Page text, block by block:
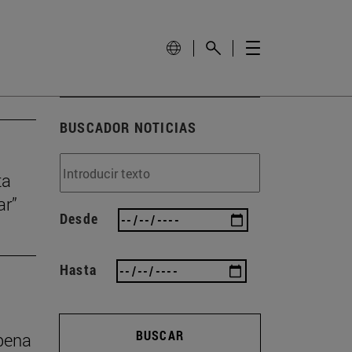
BUSCADOR NOTICIAS
Desde
Hasta
BUSCAR